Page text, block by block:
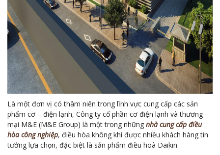
Là một đơn vị có thâm niên trong lĩnh vực cung cấp các sản
phẩm cơ – điện lạnh, Công ty cổ phần cơ điện lạnh và thương
mại M&E (M&E Group) là một trong những nhà cung cấp điều
hòa công nghiệp, điều hòa không khí được nhiều khách hàng tin
tưởng lựa chọn, đặc biệt là sản phẩm điều hoà Daikin.